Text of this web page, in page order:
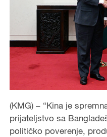
(KMG) – “Kina je
prijateljstvo sa
političko poverenje,